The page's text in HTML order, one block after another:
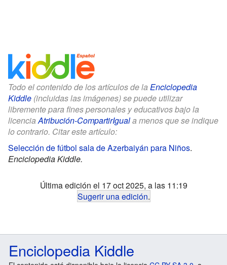
Todo el contenido de los artículos de la Enciclopedia
Kiddle (incluidas las imágenes) se puede utilizar
libremente para fines personales y educativos bajo la
licenciaAtribución-CompartirIguala menos que se indique
lo contrario. Citar este artículo:
Selección de fútbol sala de Azerbaiyán para Niños.
Enciclopedia Kiddle.
Última edición el 17 oct 2025, a las 11:19
Sugerir una edición.
Enciclopedia Kiddle